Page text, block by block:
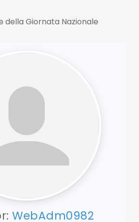
della Giornata Nazionale
WebAdm0982